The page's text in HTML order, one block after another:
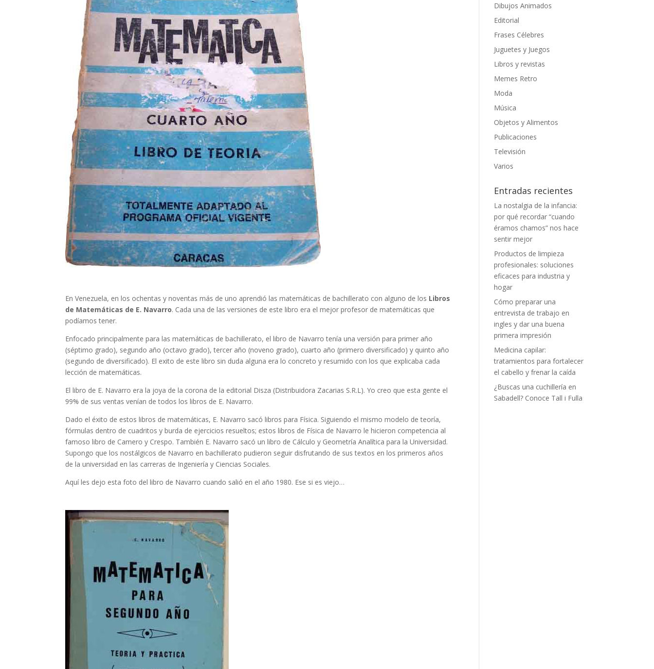
En Venezuela, en los ochentas y noventas más de uno aprendió las matemáticas de bachillerato con alguno de los Libros
de Matemáticas de E. Navarro. Cada una de las versiones de este libro era el mejor profesor de matemáticas que
podíamos tener.
Enfocado principalmente para las matemáticas de bachillerato, el libro de Navarro tenía una versión para primer año
(séptimo grado), segundo año (octavo grado), tercer año (noveno grado), cuarto año (primero diversificado) y quinto año
(segundo de diversificado). El exito de este libro sin duda alguna era lo concreto y resumido con los que explicaba cada
lección de matemáticas.
El libro de E. Navarro era la joya de la corona de la editorial Disza (Distribuidora Zacarias S.R.L). Yo creo que esta gente el
99% de sus ventas venían de todos los libros de E. Navarro.
Dado el éxito de estos libros de matemáticas, E. Navarro sacó libros para Física. Siguiendo el mismo modelo de teoría,
fórmulas dentro de cuadritos y burda de ejercicios resueltos; estos libros de Física de Navarro le hicieron competencia al
famoso libro de Camero y Crespo. También E. Navarro sacó un libro de Cálculo y Geometría Analítica para la Universidad.
Supongo que los nostálgicos de Navarro en bachillerato pudieron seguir disfrutando de sus textos en los primeros años
de la universidad en las carreras de Ingeniería y Ciencias Sociales.
Aquí les dejo esta foto del libro de Navarro cuando salió en el año 1980. Ese si es viejo…
Dibujos Animados
Editorial
Frases Célebres
Juguetes y Juegos
Libros y revistas
Memes Retro
Moda
Música
Objetos y Alimentos
Publicaciones
Televisión
Varios
Entradas recientes
La nostalgia de la infancia:
por qué recordar “cuando
éramos chamos” nos hace
sentir mejor
Productos de limpieza
profesionales: soluciones
eficaces para industria y
hogar
Cómo preparar una
entrevista de trabajo en
ingles y dar una buena
primera impresión
Medicina capilar:
tratamientos para fortalecer
el cabello y frenar la caída
¿Buscas una cuchillería en
Sabadell? Conoce Tall i Fulla